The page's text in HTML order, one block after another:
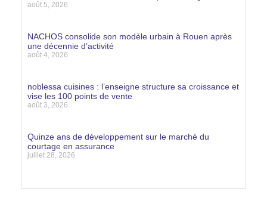
août 5, 2026
NACHOS consolide son modèle urbain à Rouen après
une décennie d’activité
août 4, 2026
noblessa cuisines : l’enseigne structure sa croissance et
vise les 100 points de vente
août 3, 2026
Quinze ans de développement sur le marché du
courtage en assurance
juillet 28, 2026